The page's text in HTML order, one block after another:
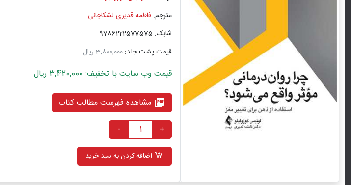
مترجم: فاطمه قدیری لشکاجانی
شابک: 9786222577575
قیمت پشت جلد: 3,800,000 ریال
قیمت وب سایت با تخفیف: 3,420,000 ریال
picture_as_pdf مشاهده فهرست مطالب کتاب
+
-
اضافه کردن به سبد خرید